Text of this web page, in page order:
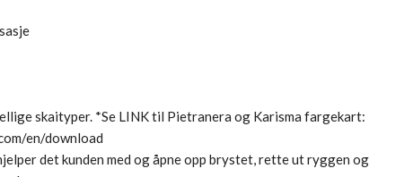
skaityper. *Se LINK til Pietranera og Karisma fargekart:
en/download
det kunden med og åpne opp brystet, rette ut ryggen og